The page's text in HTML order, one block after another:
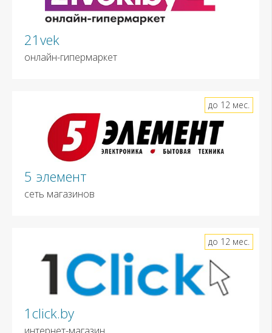
21vek
онлайн-гипермаркет
5 элемент
сеть магазинов
до 12 мес.
1click.by
до 12 мес.